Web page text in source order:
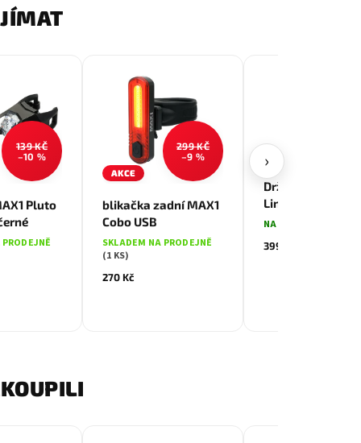
139 KČ
–10 %
Pluto
AKCE
299 KČ
–9 %
blikačka zadní MAX1
Cobo USB
SKLADEM NA PRODEJNĚ
(1 KS)
270 Kč
Držák KNOG
Link Saddle
NA EXTERNÍM
399 Kč
›